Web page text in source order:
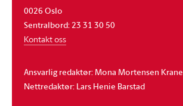
0026 Oslo
Sentralbord: 23 31 30 50
Kontakt oss
Ansvarlig redaktør: Mona Mortensen Krane
Nettredaktør: Lars Henie Barstad